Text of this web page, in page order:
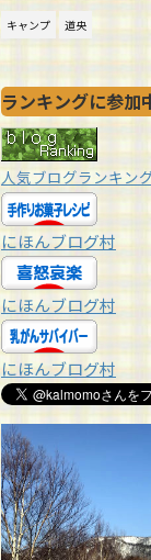
キャンプ 道央
ランキングに参加
人気ブログランキン
にほんブログ村
にほんブログ村
にほんブログ村